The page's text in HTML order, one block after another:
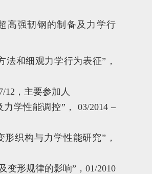
高强韧钢的制备及力学行
和细观力学行为表征”，
12，主要参加人
学性能调控”， 03/2014 –
织构与力学性能研究”，
变形规律的影响”，01/2010